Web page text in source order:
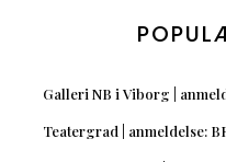
Galleri NB i Viborg |
Teatergrad | anmeldelse: